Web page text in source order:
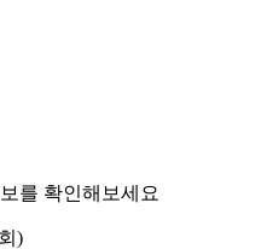
를 확인해보세요
)